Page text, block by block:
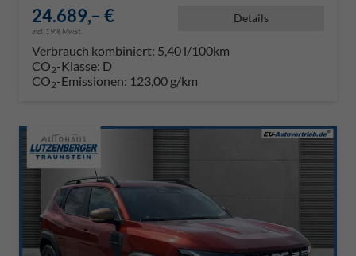
24.689,– €
incl. 19% MwSt.
Details
Verbrauch kombiniert: 5,40 l/100km
CO2-Klasse: D
CO2-Emissionen: 123,00 g/km